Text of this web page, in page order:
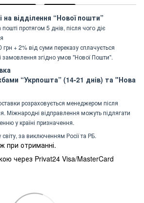
на відділення “Нової пошти”
протягом 5 днів, після чого діє
грн + 2% від суми переказу сплачується
згідно умов "Нової Пошти".
“Укрпошта” (14-21 днів) та "Нова
розраховується менеджером після
Міжнародні відправлення можуть підлягати
у країні призначення.
за виключенням Росії та РБ.
при отриманні.
через Privat24 Visa/MasterCard